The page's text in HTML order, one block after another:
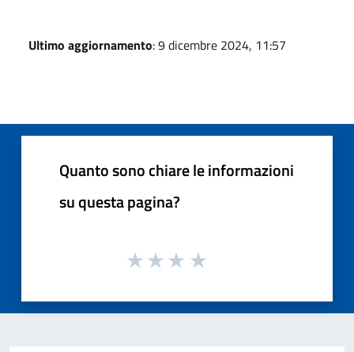
Ultimo aggiornamento: 9 dicembre 2024, 11:57
Quanto sono chiare le informazioni
su questa pagina?